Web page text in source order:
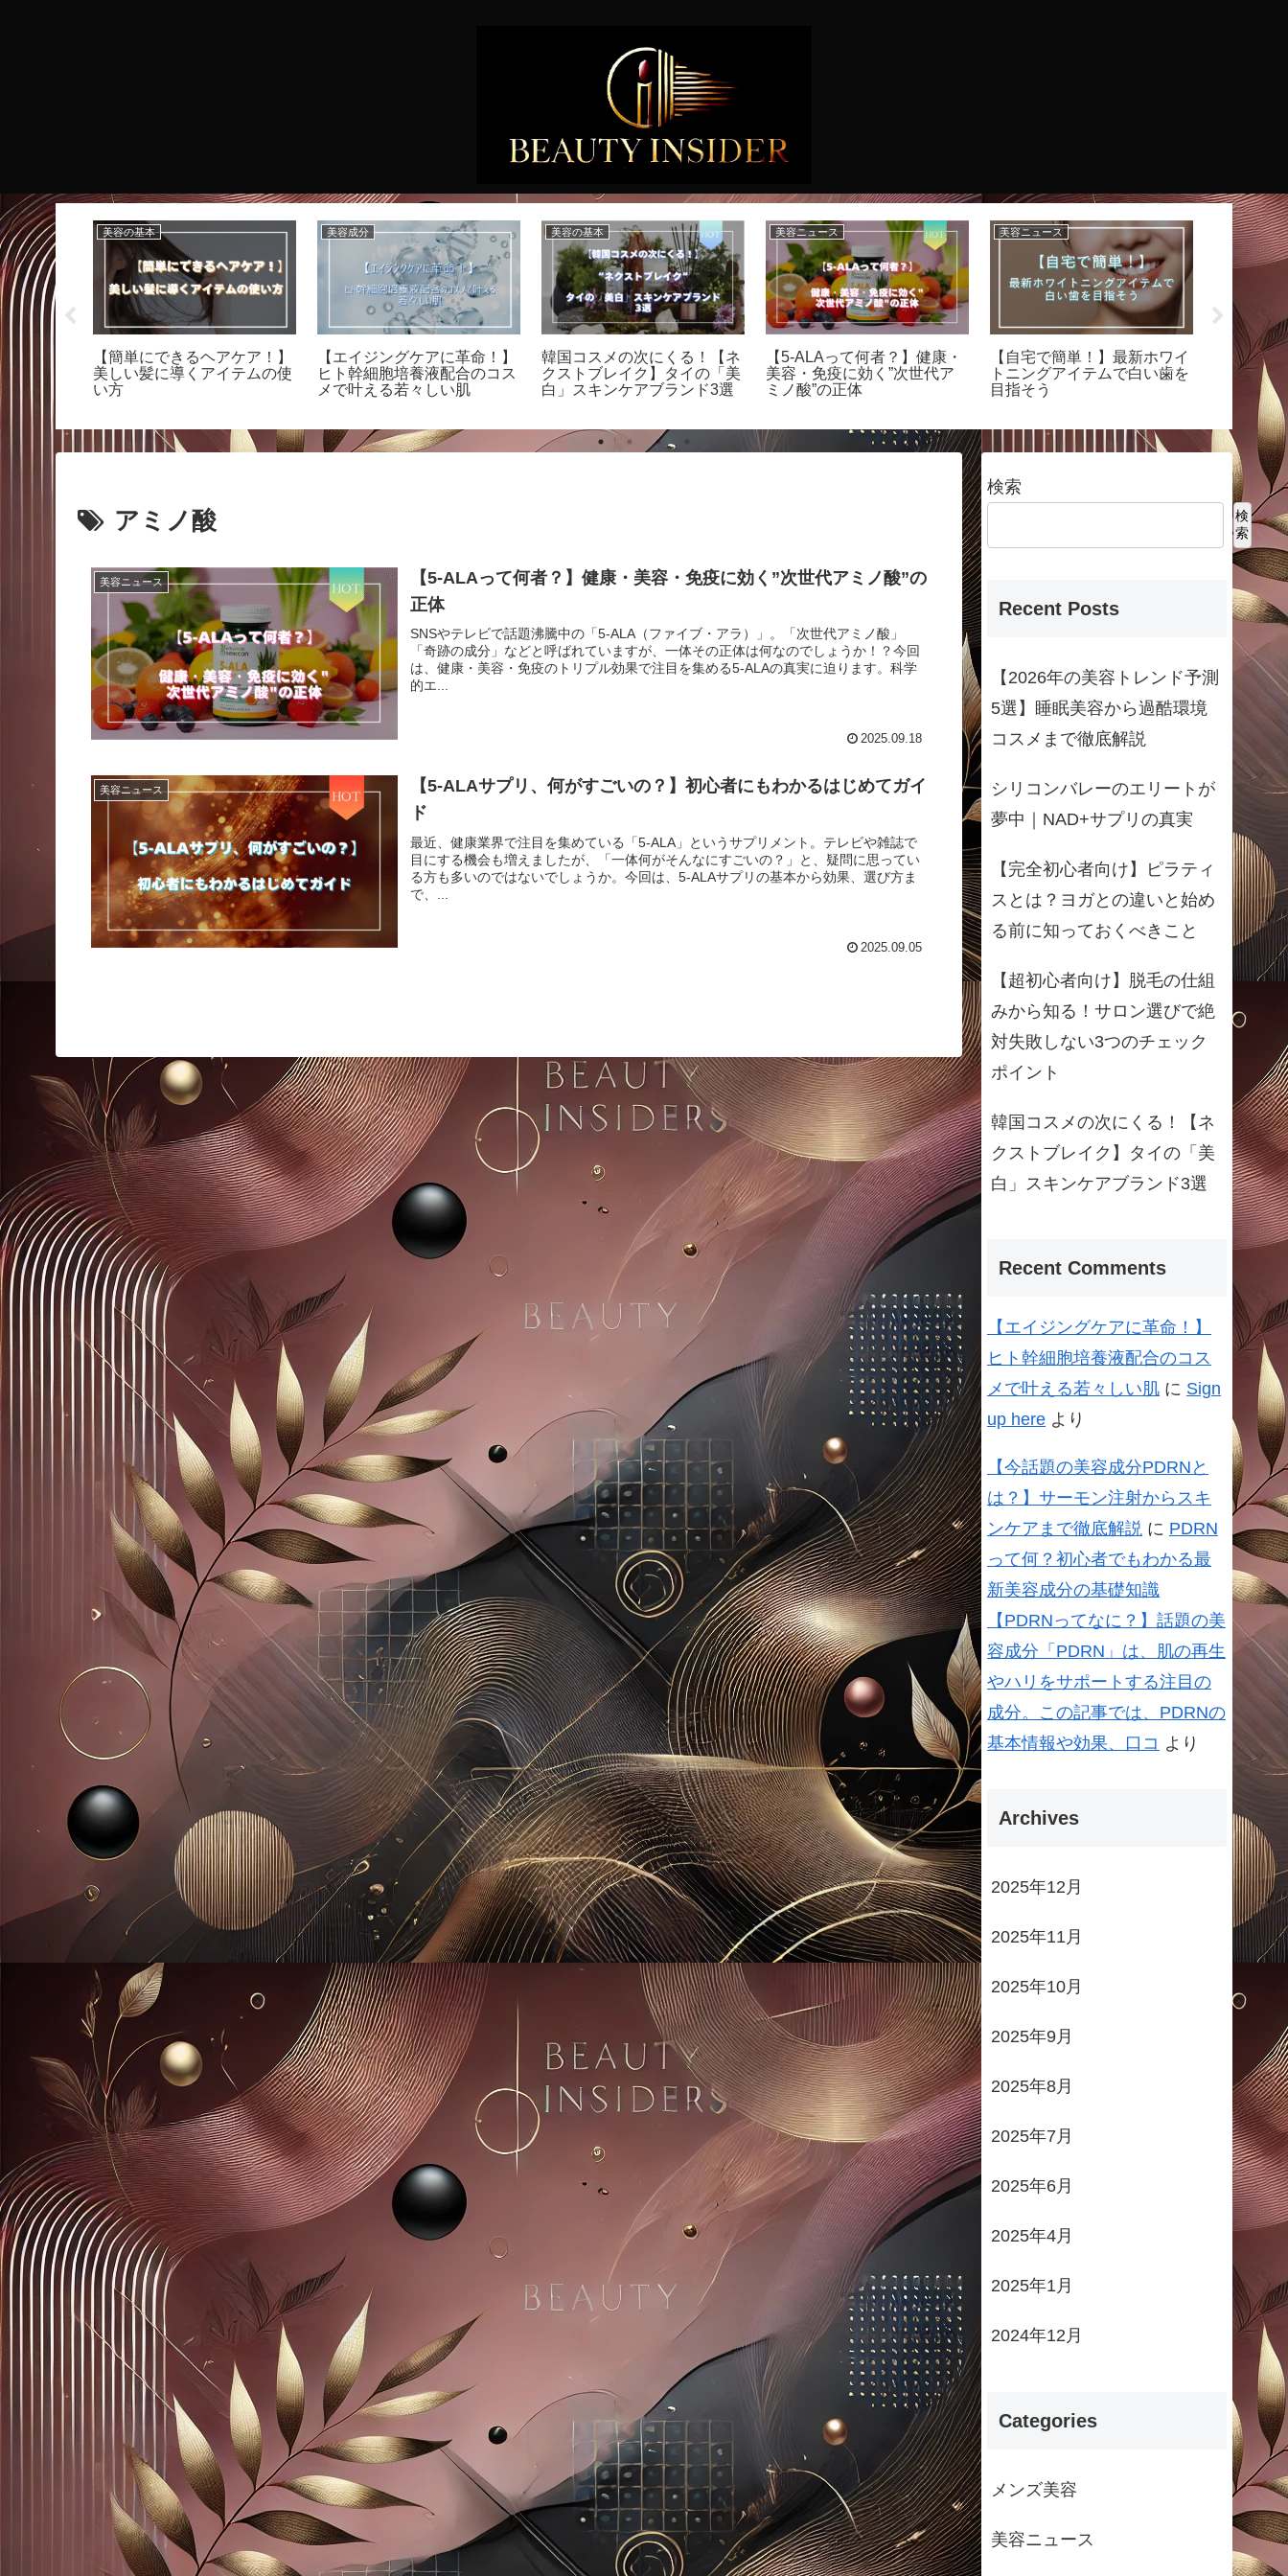
すべ
で肌の
美容の基本
【簡単にできるヘアケア！】
美しい髪に導くアイテムの使
い方
美容成分
【エイジングケアに革命！】
ヒト幹細胞培養液配合のコス
メで叶える若々しい肌
美容の基本
韓国コスメの次にくる！【ネ
クストブレイク】タイの「美
白」スキンケアブランド3選
美容ニュース
【5-ALAって何者？】健康・
美容・免疫に効く”次世代ア
ミノ酸”の正体
美容ニュース
【自宅で簡単！】最新ホワイ
トニングアイテムで白い歯を
目指そう
美容の基本
【美白の
サム酸の
ンケアア
アミノ酸
美容ニュース
【5-ALAって何者？】健康・美容・免疫に効く”次世代アミノ酸”の
正体
SNSやテレビで話題沸騰中の「5-ALA（ファイブ・アラ）」。「次世代アミノ酸」
「奇跡の成分」などと呼ばれていますが、一体その正体は何なのでしょうか！？今回
は、健康・美容・免疫のトリプル効果で注目を集める5-ALAの真実に迫ります。科学
的エ...
2025.09.18
美容ニュース
【5-ALAサプリ、何がすごいの？】初心者にもわかるはじめてガイ
ド
最近、健康業界で注目を集めている「5-ALA」というサプリメント。テレビや雑誌で
目にする機会も増えましたが、「一体何がそんなにすごいの？」と、疑問に思ってい
る方も多いのではないでしょうか。今回は、5-ALAサプリの基本から効果、選び方ま
で、...
2025.09.05
検索
検
索
Recent Posts
【2026年の美容トレンド予測
5選】睡眠美容から過酷環境
コスメまで徹底解説
シリコンバレーのエリートが
夢中｜NAD+サプリの真実
【完全初心者向け】ピラティ
スとは？ヨガとの違いと始め
る前に知っておくべきこと
【超初心者向け】脱毛の仕組
みから知る！サロン選びで絶
対失敗しない3つのチェック
ポイント
韓国コスメの次にくる！【ネ
クストブレイク】タイの「美
白」スキンケアブランド3選
Recent Comments
【エイジングケアに革命！】
ヒト幹細胞培養液配合のコス
メで叶える若々しい肌 に Sign
up here より
【今話題の美容成分PDRNと
は？】サーモン注射からスキ
ンケアまで徹底解説 に PDRN
って何？初心者でもわかる最
新美容成分の基礎知識
【PDRNってなに？】話題の美
容成分「PDRN」は、肌の再生
やハリをサポートする注目の
成分。この記事では、PDRNの
基本情報や効果、口コ より
Archives
2025年12月
2025年11月
2025年10月
2025年9月
2025年8月
2025年7月
2025年6月
2025年4月
2025年1月
2024年12月
Categories
メンズ美容
美容ニュース